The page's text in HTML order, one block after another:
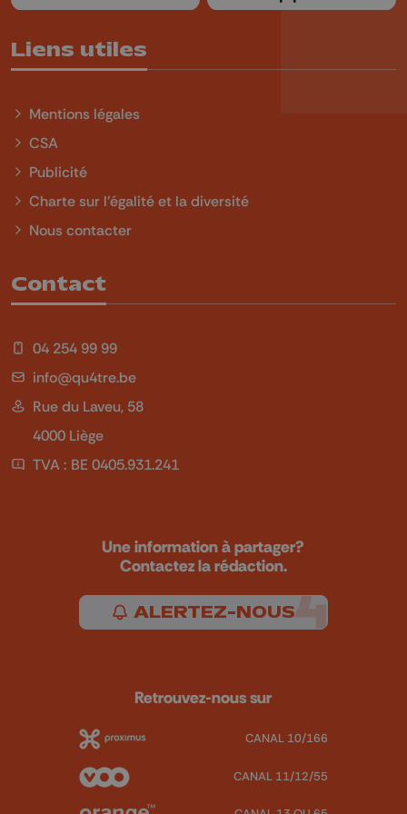
Liens utiles
Mentions légales
CSA
Publicité
Charte sur l'égalité et la diversité
Nous contacter
Contact
04 254 99 99
info@qu4tre.be
Rue du Laveu, 58
4000 Liège
TVA : BE 0405.931.241
Une information à partager?
Contactez la rédaction.
ALERTEZ-NOUS
Retrouvez-nous sur
CANAL 10/166
CANAL 11/12/55